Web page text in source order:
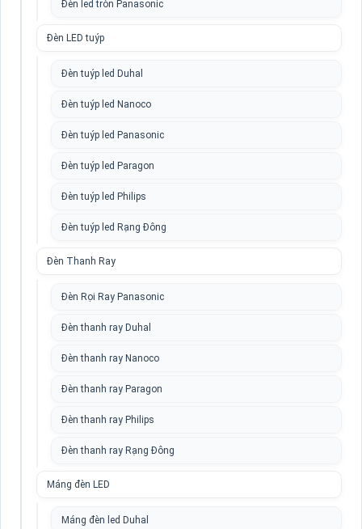
Đèn led tròn Panasonic
Đèn LED tuýp
Đèn tuýp led Duhal
Đèn tuýp led Nanoco
Đèn tuýp led Panasonic
Đèn tuýp led Paragon
Đèn tuýp led Philips
Đèn tuýp led Rạng Đông
Đèn Thanh Ray
Đèn Rọi Ray Panasonic
Đèn thanh ray Duhal
Đèn thanh ray Nanoco
Đèn thanh ray Paragon
Đèn thanh ray Philips
Đèn thanh ray Rạng Đông
Máng đèn LED
Máng đèn led Duhal